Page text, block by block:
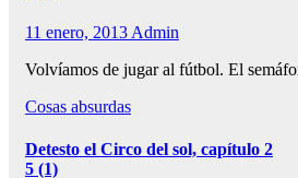
11 enero, 2013 Admin
Volvíamos de jugar al fútbol. El
Cosas absurdas
Detesto el Circo del sol, capítulo 2
5 (1)